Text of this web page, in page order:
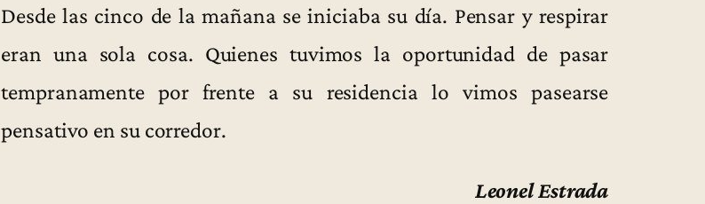
Desde las cinco de la mañana se iniciaba su día. Pensar y respirar
eran una sola cosa. Quienes tuvimos la oportunidad de pasar
tempranamente por frente a su residencia lo vimos pasearse
pensativo en su corredor.
Leonel Estrada